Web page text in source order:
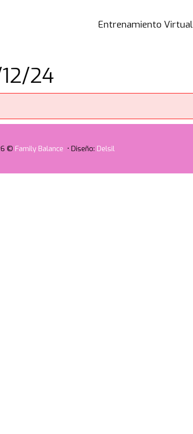
Entrenamiento Virtual
24
© Family Balance • Diseño: Delsil